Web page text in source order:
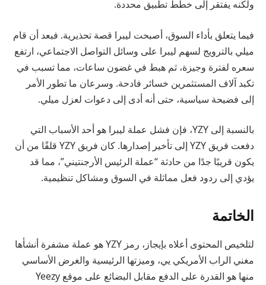
ولكنه يفتقر إلى خطط تطبيق محددة.
فيما يتعلق بأداء السوق، أصبحت ليبرا قصة تحذيرية. فبعد أن قام
ميلي بالترويج لسهم ليبرا على وسائل التواصل الاجتماعي، ارتفع
سعره لفترة وجيزة، ثم هبط في غضون ساعات، مما تسبب في
تكبد آلاف المستثمرين خسائر فادحة. وسرعان ما تطور الأمر
إلى فضيحة سياسية، حتى أنه أدى إلى دعوات لعزل ميلي.
بالنسبة إلى YZY، فإن فشل عملة ليبرا هو أحد الأسباب التي
دفعت فريق YZY إلى تأخير إصدارها. كان فريق YZY قلقًا من أن
يكون قريبًا جدًا من حادثة “عملة الرئيس الأرجنتيني”، مما قد
يؤدي إلى ردود فعل مماثلة في السوق ومشاكل تنظيمية.
الخاتمة
لتلخيص المحتوى أعلاه بإيجاز، رمز YZY هو عملة مشفرة أنشأها
مغني الراب الأمريكي يي، وميزتها الرئيسية والغرض الأساسي
منها هو القدرة على الدفع مقابل البضائع على موقع Yeezy